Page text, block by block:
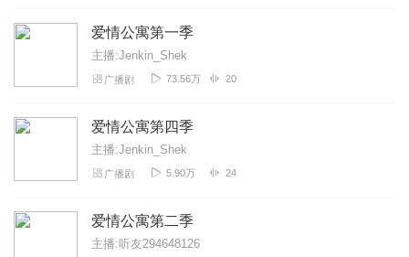
爱情公寓第一季
主播:Jenkin_Shek
广播剧 73.56万 20
爱情公寓第四季
主播:Jenkin_Shek
广播剧 5.90万 24
爱情公寓第二季
主播:听友294648126